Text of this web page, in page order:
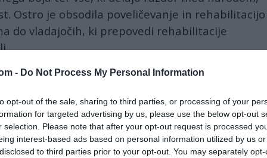
- Do Not Process My Personal Information
opt-out of the sale, sharing to third parties, or processing of your
for targeted advertising by us, please use the below opt-out
selection. Please note that after your opt-out request is processed
interest-based ads based on personal information utilized by us
to third parties prior to your opt-out. You may separately
Ostro je obsodila poveličevanje in rehabilitacijo
do vladajočih, ki prepovedi rehabilitacije
nehali z ideološkimi razdvajanji in se raje
nima svetlega pogleda v prihodnost," je
postavili kapital pred človeka. "Danes, ko je
korupcija, nepotizem, kraja in goljufija,
je opozorila in izpostavila tudi "hinavsko